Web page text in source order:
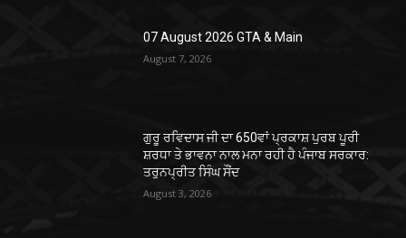
07 August 2026 GTA & Main
August 7, 2026
ਗੁਰੂ ਰਵਿਦਾਸ ਜੀ ਦਾ 650ਵਾਂ ਪ੍ਰਕਾਸ਼ ਪੁਰਬ ਪੂਰੀ
ਸ਼ਰਧਾ ਤੇ ਭਾਵਨਾ ਨਾਲ ਮਨਾ ਰਹੀ ਹੈ ਪੰਜਾਬ ਸਰਕਾਰ:
ਤਰੁਨਪ੍ਰੀਤ ਸਿੰਘ ਸੌਂਦ
August 3, 2026